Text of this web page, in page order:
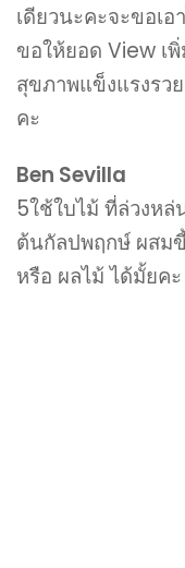
เดียวนะคะจะขอเ
ขอให้ยอด View เ
สุขภาพแข็งแรงร
คะ
Ben Sevilla
5ใช้ใบไม้ ที่ล่วงห
ต้นกัลปพฤกษ์ ผสม
หรือ ผลไม้ ได้มั้ยคะ